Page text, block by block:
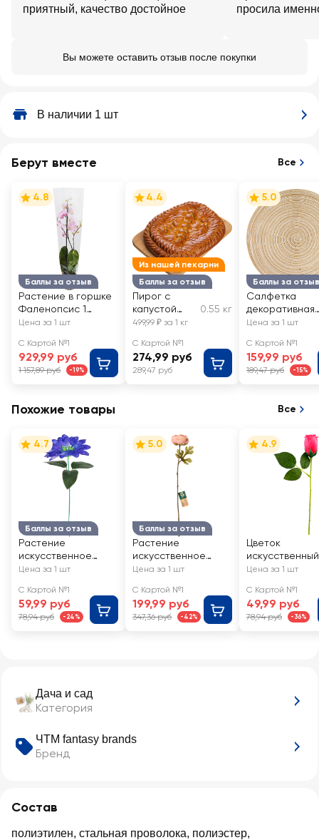
приятный, качество достойное
просила
Вы можете оставить отзыв после покупки
В наличии 1 шт
Дача и сад
Категория
ЧТМ fantasy brands
Бренд
Состав
полиэтилен, стальная проволока, полиэстер,
Берут вместе Все
Баллы за отзыв
4.8
Растение в горшке
Фаленопсис 1
ветка d=12см
Цена за 1 шт
С Картой №1
929,99 руб
1 157,89 руб -19%
Из нашей пекарни
Баллы за отзыв
4.4
Пирог с
капустой
ЛЕНТА FRESH,
0.55 кг
499,99 ₽ за 1 кг
С Картой №1
274,99 руб
289,47 руб
Баллы за отзыв
5.0
Салфетка
декоративная
HOMECLUB
Арт. LF-C2
Цена за 1 шт
С Картой №1
159,99 руб
189,47 руб -15%
Похожие товары Все
Баллы за отзыв
4.7
Растение
искусственное
GIARDINO CLUB
Арт. ML23208
Цена за 1 шт
С Картой №1
59,99 руб
78,94 руб -24%
Баллы за отзыв
5.0
Растение
искусственное
GIARDINO CLUB
Арт. 222107-7
Цена за 1 шт
С Картой №1
199,99 руб
347,36 руб -42%
4.9
Цветок
искусственный
Роза 28см, в
WinR-00
Цена за 1 шт
С Картой №1
49,99 руб
78,94 руб -36%